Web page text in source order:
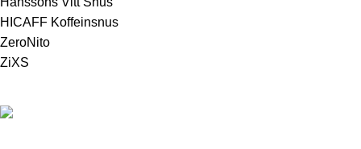
HICAFF Koffeinsnus
ZeroNito
ZiXS